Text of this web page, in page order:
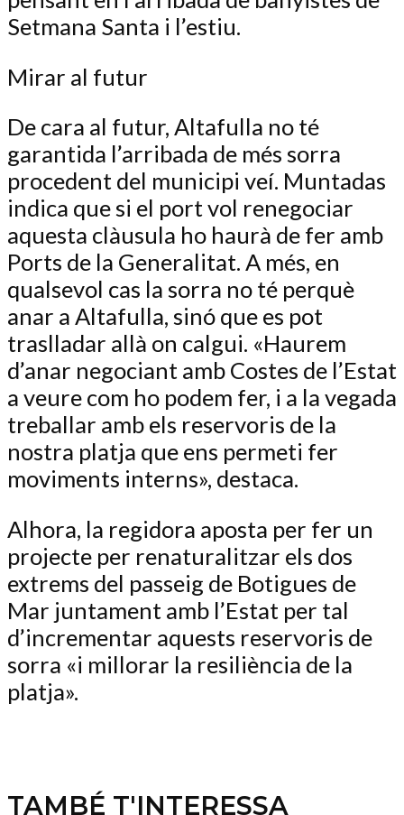
Setmana Santa i l’estiu.
Mirar al futur
De cara al futur, Altafulla no té
garantida l’arribada de més sorra
procedent del municipi veí. Muntadas
indica que si el port vol renegociar
aquesta clàusula ho haurà de fer amb
Ports de la Generalitat. A més, en
qualsevol cas la sorra no té perquè
anar a Altafulla, sinó que es pot
traslladar allà on calgui. «Haurem
d’anar negociant amb Costes de l’Estat
a veure com ho podem fer, i a la vegada
treballar amb els reservoris de la
nostra platja que ens permeti fer
moviments interns», destaca.
Alhora, la regidora aposta per fer un
projecte per renaturalitzar els dos
extrems del passeig de Botigues de
Mar juntament amb l’Estat per tal
d’incrementar aquests reservoris de
sorra «i millorar la resiliència de la
platja».
TAMBÉ T'INTERESSA